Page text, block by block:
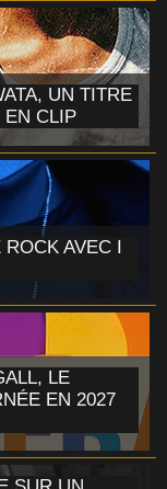
UN TITRE
EN CLIP
AVEC I
LE
EN 2027